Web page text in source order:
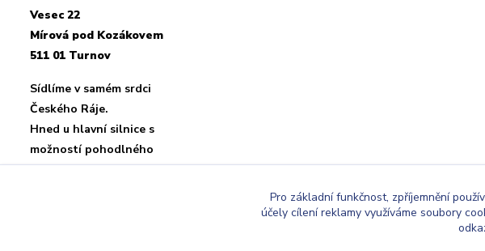
Vesec 22
Mírová pod Kozákovem
511 01 Turnov
Sídlíme v samém srdci
Českého Ráje.
Hned u hlavní silnice s
možností pohodlného
parkování u objektu.
Pro základní funkčnost, zpříjemnění
účely cílení reklamy využíváme soubory